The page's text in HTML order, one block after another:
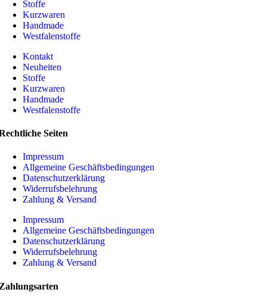
Stoffe
Kurzwaren
Handmade
Westfalenstoffe
Kontakt
Neuheiten
Stoffe
Kurzwaren
Handmade
Westfalenstoffe
Seiten
Impressum
Allgemeine Geschäftsbedingungen
Datenschutzerklärung
Widerrufsbelehrung
Zahlung & Versand
Impressum
Allgemeine Geschäftsbedingungen
Datenschutzerklärung
Widerrufsbelehrung
Zahlung & Versand